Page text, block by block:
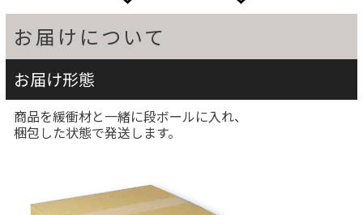
お届けについて
お届け形態
商品を緩衝材と一緒に段ボールに入れ、
梱包した状態で発送します。